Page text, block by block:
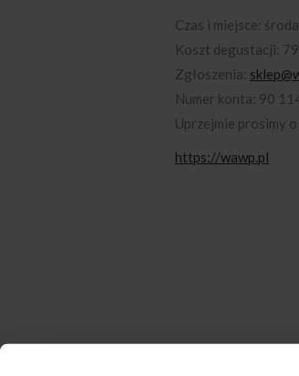
Czas i miejsce:
Koszt degustacji: 79
Zgłoszenia:
Numer konta: 90
Uprzejmie prosimy
https://wawp.pl